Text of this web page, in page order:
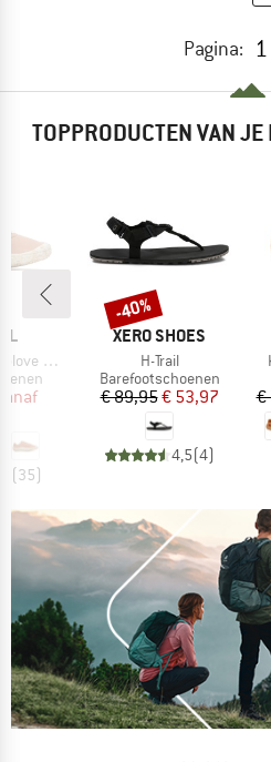
Pagina: 1
TOPPRODUCTEN VAN
Leather
prijs
(35)
MERK
XERO SHOES
Artikel
H-Trail
Productgroep
Barefootschoenen
Prijs
€ 89,95Verlaagde prijs
€ 53,97
4,5(4)
Korting
-40%
€